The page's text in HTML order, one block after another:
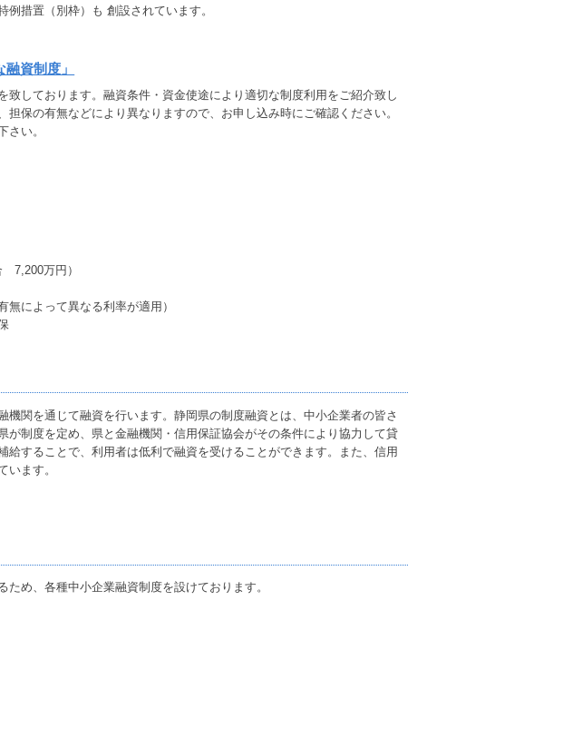
措置（別枠）も 創設されています。
資制度」
致しております。融資条件・資金使途により適切な制度利用をご紹介致し
担保の有無などにより異なりますので、お申し込み時にご確認ください。
さい。
7,200万円）
によって異なる利率が適用）
機関を通じて融資を行います。静岡県の制度融資とは、中小企業者の皆さ
が制度を定め 、県と金融機関・信用保証協会がその条件により協力して貸
給することで、利用者は低利で融資を受ける ことができます。また、信用
います。
め、各種中小企業融資制度を設けております。